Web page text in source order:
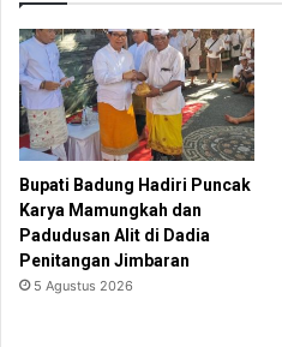
Bupati Badung Hadiri Puncak
Karya Mamungkah dan
Padudusan Alit di Dadia
Penitangan Jimbaran
5 Agustus 2026